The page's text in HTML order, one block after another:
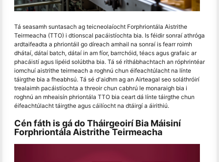
Tá seasamh suntasach ag teicneolaíocht Forphriontála Aistrithe
Teirmeacha (TTO) i dtionscal pacáistíochta bia. Is féidir sonraí athróga
ardtaifeadta a phriontáil go díreach amhail na sonraí is fearr roimh
dhátaí, dátaí batch, dátaí in am fíor, barrchóid, téacs agus grafaic ar
phacáistí agus lipéid solúbtha bia. Tá sé ríthábhachtach an róphrintéar
iomchuí aistrithe teirmeach a roghnú chun éifeachtúlacht na línte
táirgthe bia a fheabhsú. Tá sé d'aidhm ag an Airteagal seo soláthróirí
trealaimh pacáistíochta a threoir chun cabhrú le monaraigh bia i
roghnú an mheaisín phriontála TTO bia ceart dá línte táirgthe chun
éifeachtúlacht táirgthe agus cáilíocht na dtáirgí a áirithiú.
Cén fáth is gá do Tháirgeoirí Bia Máisiní
Forphriontála Aistrithe Teirmeacha